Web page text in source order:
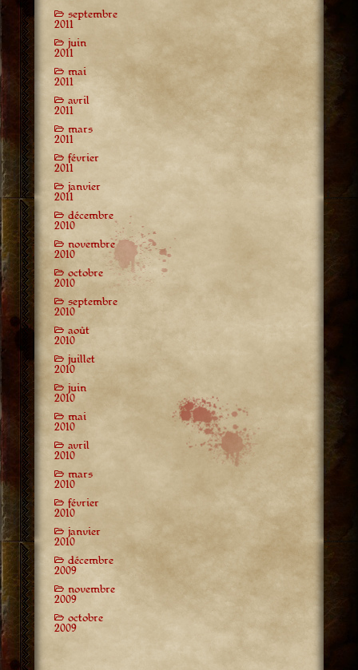
septembre
2011
juin
2011
mai
2011
avril
2011
mars
2011
février
2011
janvier
2011
décembre
2010
novembre
2010
octobre
2010
septembre
2010
août
2010
juillet
2010
juin
2010
mai
2010
avril
2010
mars
2010
février
2010
janvier
2010
décembre
2009
novembre
2009
octobre
2009